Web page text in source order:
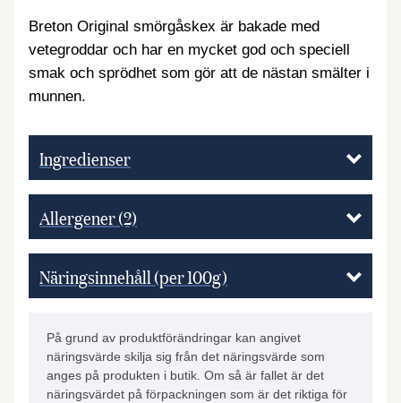
Breton Original smörgåskex är bakade med
vetegroddar och har en mycket god och speciell
smak och sprödhet som gör att de nästan smälter i
munnen.
Ingredienser
Allergener(2)
Näringsinnehåll (per 100g)
På grund av produktförändringar kan angivet
näringsvärde skilja sig från det näringsvärde som
anges på produkten i butik. Om så är fallet är det
näringsvärdet på förpackningen som är det riktiga för